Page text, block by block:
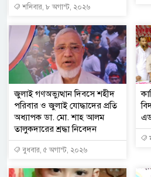
শনিবার, ৮ অগাস্ট, ২০২৬
জুলাই গণঅভ্যুত্থান দিবসে শহীদ
পরিবার ও জুলাই যোদ্ধাদের প্রতি
অধ্যাপক ডা. মো. শাহ আলম
তালুকদারের শ্রদ্ধা নিবেদন
বুধবার, ৫ অগাস্ট, ২০২৬